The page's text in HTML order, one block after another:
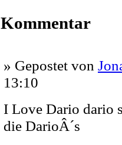
Kommentar
» Gepostet von
13:10
I Love Dario dario
die DarioÂ´s